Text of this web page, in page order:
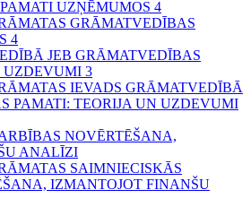
GRĀMATVEDĪBAS
4
IEVADS GRĀMATVEDĪBĀ
PAMATI: TEORIJA UN UZDEVUMI
SAIMNIECISKĀS
IZMANTOJOT FINANŠU